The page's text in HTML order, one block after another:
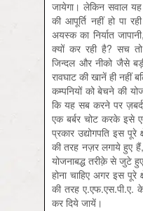
जायेगा। लेकिन सवाल
की आपूर्ति नहीं हो पा
अयस्क का निर्यात
क्यों कर रही है? सच
जिन्दल और नीको जैसे
रावघाट की खानें ही नहीं
कम्पनियों को बेचने की
कि यह सब करने पर
एक बर्बर चोट करके इसे
प्रकार उद्योगपति इस पूरे
की तरह नज़र लगाये हुए
योजनाबद्ध तरीक़े से जुटे
होना चाहिए अगर इस पूरे
की तरह ए.एफ.एस.पी.ए.
कर दिये जायें।